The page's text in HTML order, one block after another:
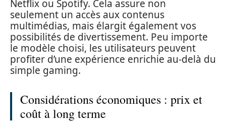
Netflix ou Spotify. Cela assure non
seulement un accès aux contenus
multimédias, mais élargit également vos
possibilités de divertissement. Peu importe
le modèle choisi, les utilisateurs peuvent
profiter d’une expérience enrichie au-delà du
simple gaming.
Considérations économiques : prix et
coût à long terme